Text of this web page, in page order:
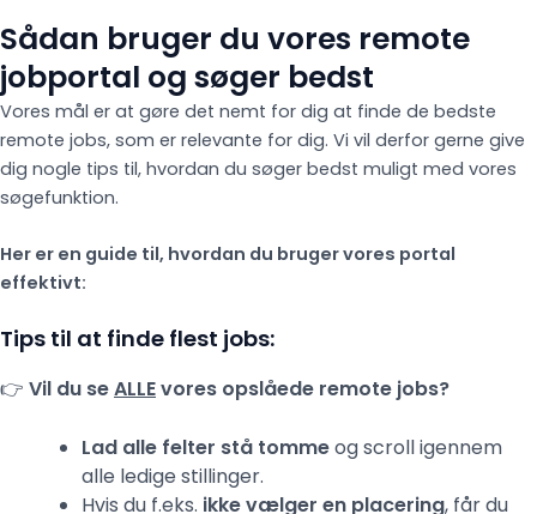
Sådan bruger du vores remote
jobportal og søger bedst
Vores mål er at gøre det nemt for dig at finde de bedste
remote jobs, som er relevante for dig. Vi vil derfor gerne give
dig nogle tips til, hvordan du søger bedst muligt med vores
søgefunktion.
Her er en guide til, hvordan du bruger vores portal
effektivt:
Tips til at finde flest jobs:
👉 Vil du seALLEvores opslåede remote jobs?
Lad alle felter stå tommeog scroll igennem
alle ledige stillinger.
Hvis du f.eks. ikke vælger en placering, får du